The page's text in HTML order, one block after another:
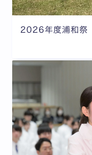
2026年度浦和祭